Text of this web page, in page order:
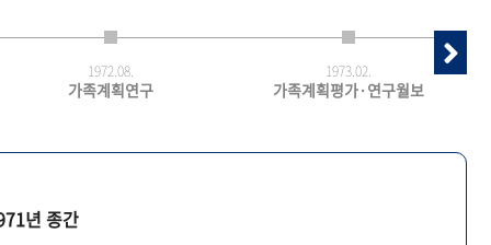
1972.08.
가족계획연구
1973.02.
가족계획평가·연구월보
년 종간